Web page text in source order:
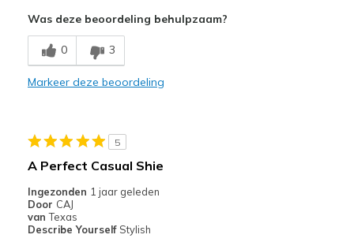
Was deze beoordeling behulpzaam?
0 3
Markeer deze beoordeling
5
A Perfect Casual Shie
Ingezonden 1 jaar geleden
Door CAJ
van Texas
Describe Yourself Stylish